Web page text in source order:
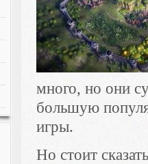
много, но они
большую
игры.
Но стоит